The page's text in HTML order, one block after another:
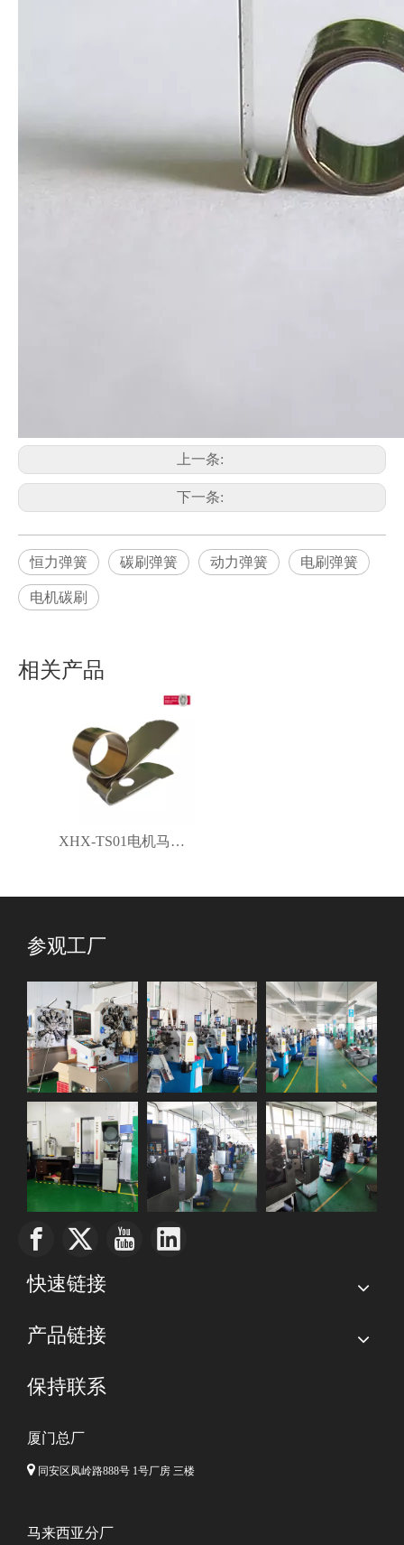
上一条:
下一条:
恒力弹簧 碳刷弹簧 动力弹簧 电刷弹簧
电机碳刷
相关产品
XHX-TS01电机马达碳刷架
参观工厂
快速链接
产品链接
保持联系
厦门总厂
 同安区凤岭路888号 1号厂房 三楼
马来西亚分厂